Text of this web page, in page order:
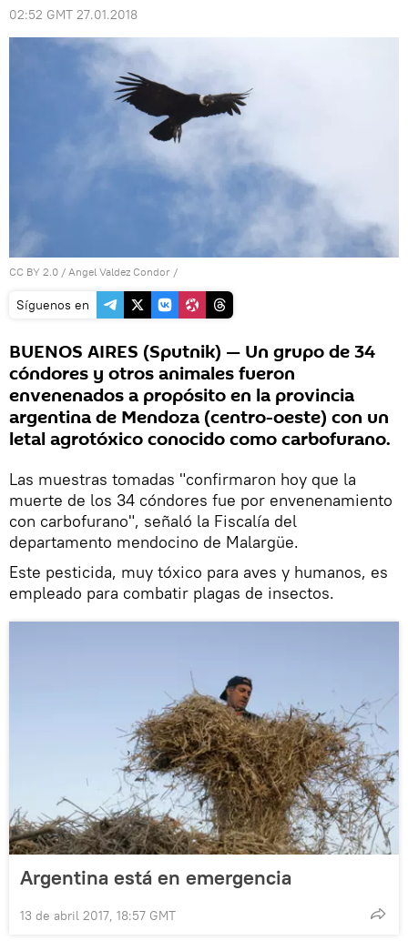
02:52 GMT 27.01.2018
CC BY 2.0 / Angel Valdez Condor /
Síguenos en
BUENOS AIRES (Sputnik) — Un grupo de 34
cóndores y otros animales fueron
envenenados a propósito en la provincia
argentina de Mendoza (centro-oeste) con un
letal agrotóxico conocido como carbofurano.
Las muestras tomadas "confirmaron hoy que la
muerte de los 34 cóndores fue por envenenamiento
con carbofurano", señaló la Fiscalía del
departamento mendocino de Malargüe.
Este pesticida, muy tóxico para aves y humanos, es
empleado para combatir plagas de insectos.
Argentina está en emergencia
13 de abril 2017, 18:57 GMT